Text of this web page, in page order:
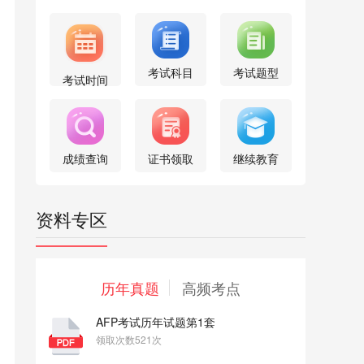
考试时间 考试科目 考试题型
成绩查询 证书领取 继续教育
资料专区
历年真题 高频考点
AFP考试历年试题第1套
领取次数521次